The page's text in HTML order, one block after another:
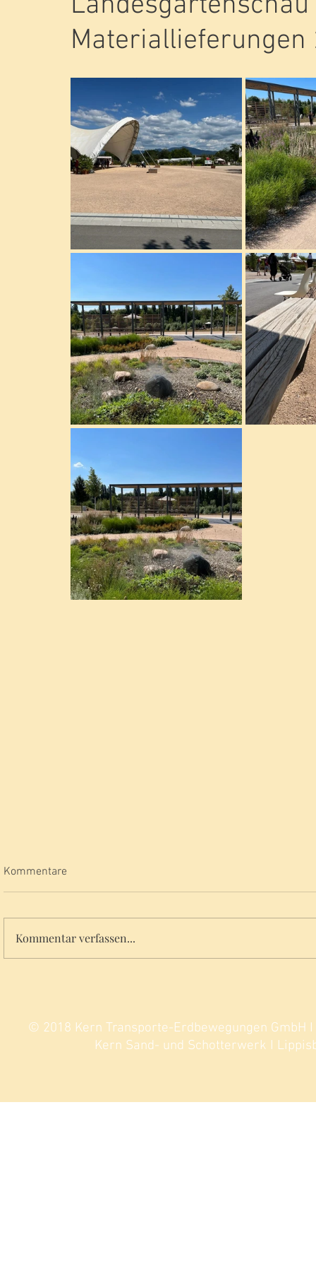
Materiallieferungen
Kommentare
Kommentar verfassen...
© 2018 Kern Transporte-Erdbewegungen GmbH
Kern Sand- und Schotterwerk I